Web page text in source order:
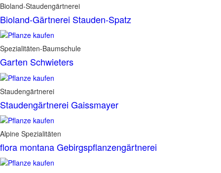
Bioland-Staudengärtnerei
Bioland-Gärtnerei Stauden-Spatz
Spezialitäten-Baumschule
Garten Schwieters
Staudengärtnerei
Staudengärtnerei Gaissmayer
Alpine Spezialitäten
flora montana Gebirgspflanzengärtnerei